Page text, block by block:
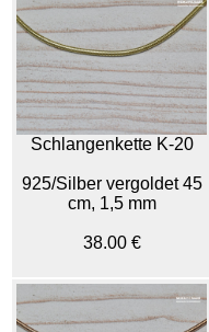
Schlangenkette K-20
925/Silber vergoldet 45
cm, 1,5 mm
38.00 €